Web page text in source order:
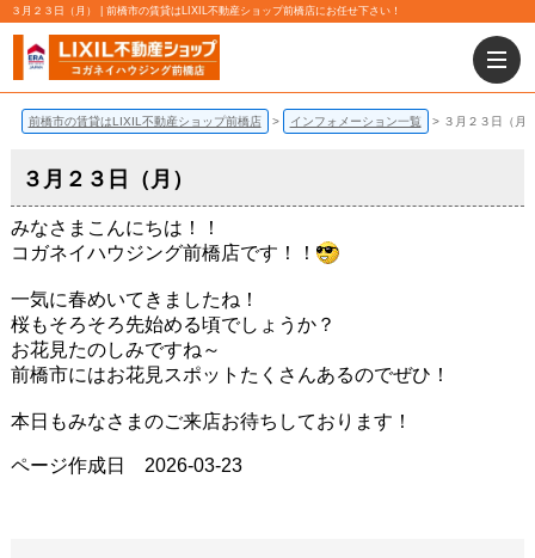
３月２３日（月） | 前橋市の賃貸はLIXIL不動産ショップ前橋店にお任せ下さい！
前橋市の賃貸はLIXIL不動産ショップ前橋店 インフォメーション一覧 ３月２３日（月
３月２３日（月）
みなさまこんにちは！！
コガネイハウジング前橋店です！！
一気に春めいてきましたね！
桜もそろそろ先始める頃でしょうか？
お花見たのしみですね～
前橋市にはお花見スポットたくさんあるのでぜひ！
本日もみなさまのご来店お待ちしております！
ページ作成日 2026-03-23